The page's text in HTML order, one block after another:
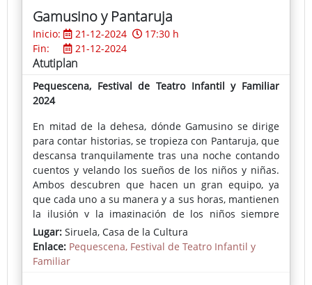
Gamusino y Pantaruja
Inicio: 21-12-2024
17:30 h
Fin:
21-12-2024
Atutiplan
Pequescena, Festival de Teatro Infantil y Familiar
2024
En mitad de la dehesa, dónde Gamusino se dirige
para contar historias, se tropieza con Pantaruja, que
descansa tranquilamente tras una noche contando
cuentos y velando los sueños de los niños y niñas.
Ambos descubren que hacen un gran equipo, ya
que cada uno a su manera y a sus horas, mantienen
la ilusión y la imaginación de los niños siempre
activa y alerta...
Lugar: Siruela, Casa de la Cultura
Enlace: Pequescena, Festival de Teatro Infantil y
Familiar